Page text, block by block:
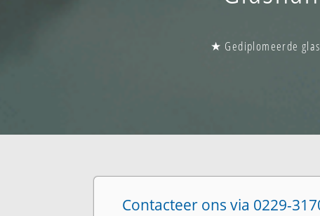
★ Gediplomeerde
Contacteer ons via 0229-